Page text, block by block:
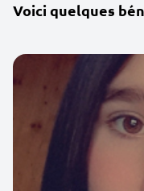
Voici quelques